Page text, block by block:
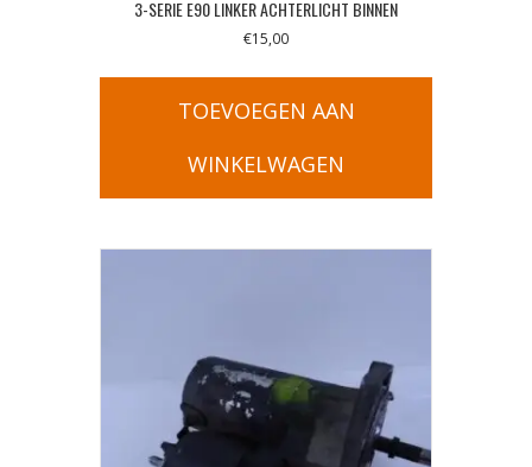
3-SERIE E90 LINKER ACHTERLICHT BINNEN
€15,00
TOEVOEGEN AAN
WINKELWAGEN